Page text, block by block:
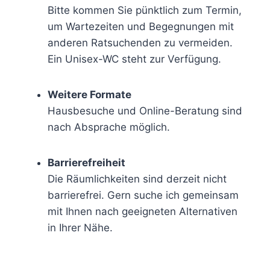
Bitte kommen Sie pünktlich zum Termin,
um Wartezeiten und Begegnungen mit
anderen Ratsuchenden zu vermeiden.
Ein Unisex-WC steht zur Verfügung.
Weitere Formate
Hausbesuche und Online-Beratung sind
nach Absprache möglich.
Barrierefreiheit
Die Räumlichkeiten sind derzeit nicht
barrierefrei. Gern suche ich gemeinsam
mit Ihnen nach geeigneten Alternativen
in Ihrer Nähe.